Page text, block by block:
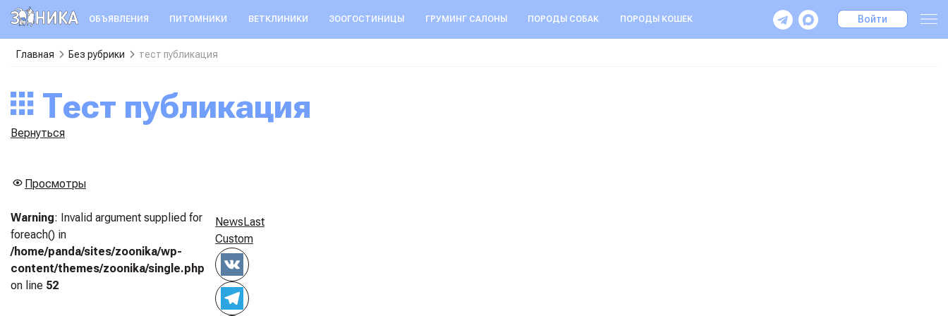
ОБЪЯВЛЕНИЯ ПИТОМНИКИ ВЕТКЛИНИКИ ЗООГОСТИНИЦЫ ГРУМИНГ САЛОНЫ ПОРОДЫ СОБАК ПОРОДЫ КОШЕК Войти
Главная Без рубрики тест публикация
тест публикация
Вернуться
Просмотры
Warning: Invalid argument supplied for
foreach() in
/home/panda/sites/zoonika/wp-
content/themes/zoonika/single.php
on line 52
NewsLast
Custom